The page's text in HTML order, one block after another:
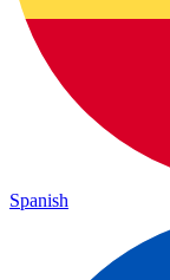
Spanish